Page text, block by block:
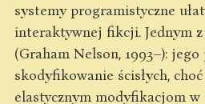
systemy programistyczne
interaktywnej fikcji. Jednym
(Graham Nelson, 1993–):
skodyfikowanie ścisłych,
elastycznym modyfikacjom w